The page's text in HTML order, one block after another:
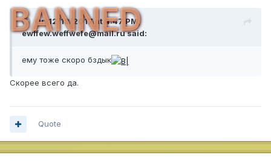
BANNED
On 12/19/2017 at 4:47 PM,
ewffew.weffwefe@mail.rusaid:
ему тоже скоро бздык
Скорее всего да.
Quote